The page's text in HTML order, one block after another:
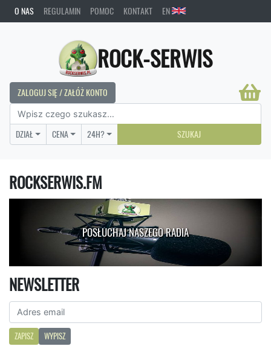
O NAS REGULAMIN POMOC KONTAKT EN
ROCK-SERWIS
ZALOGUJ SIĘ / ZAŁÓŻ KONTO
DZIAŁ CENA 24H? SZUKAJ
ROCKSERWIS.FM
POSŁUCHAJ NASZEGO RADIA
NEWSLETTER
ZAPISZ WYPISZ